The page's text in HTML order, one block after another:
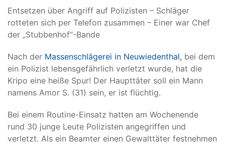
Entsetzen über Angriff auf Polizisten – Schläger
rotteten sich per Telefon zusammen – Einer war Chef
der „Stubbenhof“-Bande
Nach der Massenschlägerei in Neuwiedenthal, bei dem
ein Polizist lebensgefährlich verletzt wurde, hat die
Kripo eine heiße Spur! Der Haupttäter soll ein Mann
namens Amor S. (31) sein, er ist flüchtig.
Bei einem Routine-Einsatz hatten am Wochenende
rund 30 junge Leute Polizisten angegriffen und
verletzt. Als ein Beamter einen Gewalttäter festnehmen